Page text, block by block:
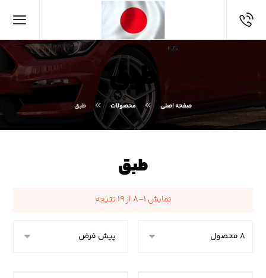
طبق
صفحه اصلی محصولات طبق
طبق
نمایش ۱–۸ از ۱۹ نتیجه